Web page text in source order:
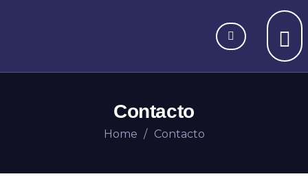
Contacto
Home Contacto